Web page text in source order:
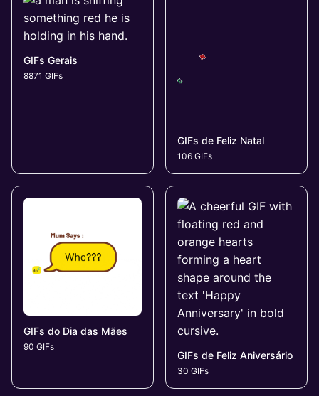
GIFs Gerais
8871 GIFs
GIFs de Feliz Natal
106 GIFs
GIFs do Dia das Mães
90 GIFs
GIFs de Feliz Aniversário
30 GIFs